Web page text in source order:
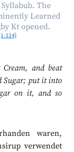
The
Learned
Kt opened.
114]
and beat
Sugar; put it into
on it, and so
waren,
verwendet